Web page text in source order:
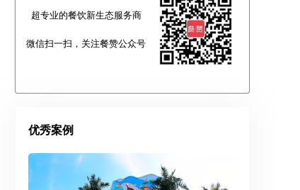
超专业的餐饮新生态服务商
微信扫一扫，关注餐赞公众号
优秀案例